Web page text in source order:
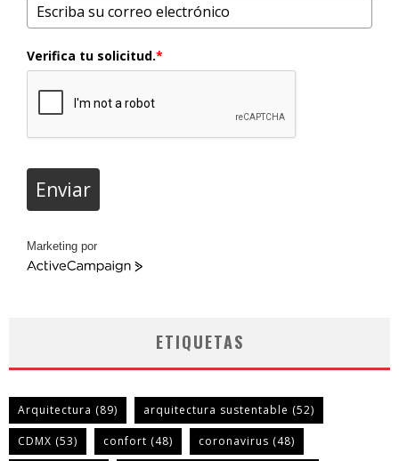
Verifica tu solicitud.*
Enviar
Marketing por
ActiveCampaign
ETIQUETAS
Arquitectura (89) arquitectura sustentable (52)
CDMX (53) confort (48) coronavirus (48)